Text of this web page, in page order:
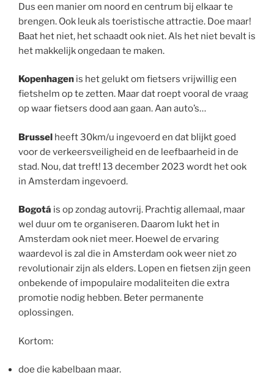
Dus een manier om noord en centrum bij elkaar te
brengen. Ook leuk als toeristische attractie. Doe maar!
Baat het niet, het schaadt ook niet. Als het niet bevalt is
het makkelijk ongedaan te maken.
Kopenhagen is het gelukt om fietsers vrijwillig een
fietshelm op te zetten. Maar dat roept vooral de vraag
op waar fietsers dood aan gaan. Aan auto’s…
Brussel heeft 30km/u ingevoerd en dat blijkt goed
voor de verkeersveiligheid en de leefbaarheid in de
stad. Nou, dat treft! 13 december 2023 wordt het ook
in Amsterdam ingevoerd.
Bogotá is op zondag autovrij. Prachtig allemaal, maar
wel duur om te organiseren. Daarom lukt het in
Amsterdam ook niet meer. Hoewel de ervaring
waardevol is zal die in Amsterdam ook weer niet zo
revolutionair zijn als elders. Lopen en fietsen zijn geen
onbekende of impopulaire modaliteiten die extra
promotie nodig hebben. Beter permanente
oplossingen.
Kortom:
doe die kabelbaan maar.